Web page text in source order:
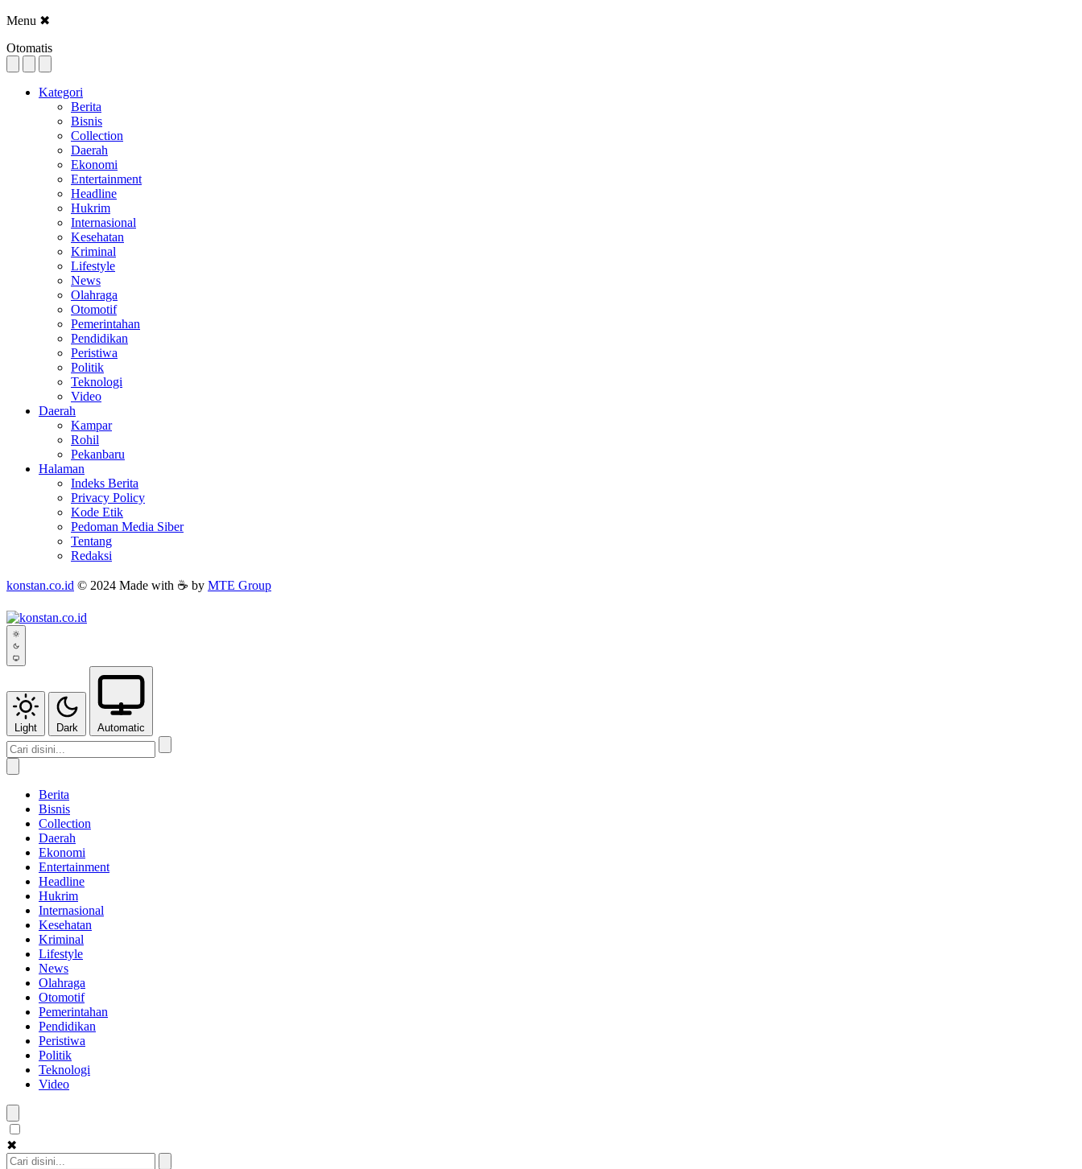
Menu ✖
Otomatis
Kategori
Berita
Bisnis
Collection
Daerah
Ekonomi
Entertainment
Headline
Hukrim
Internasional
Kesehatan
Kriminal
Lifestyle
News
Olahraga
Otomotif
Pemerintahan
Pendidikan
Peristiwa
Politik
Teknologi
Video
Daerah
Kampar
Rohil
Pekanbaru
Halaman
Indeks Berita
Privacy Policy
Kode Etik
Pedoman Media Siber
Tentang
Redaksi
konstan.co.id © 2024 Made with ☕ by MTE Group
Light Dark Automatic
Berita
Bisnis
Collection
Daerah
Ekonomi
Entertainment
Headline
Hukrim
Internasional
Kesehatan
Kriminal
Lifestyle
News
Olahraga
Otomotif
Pemerintahan
Pendidikan
Peristiwa
Politik
Teknologi
Video
✖